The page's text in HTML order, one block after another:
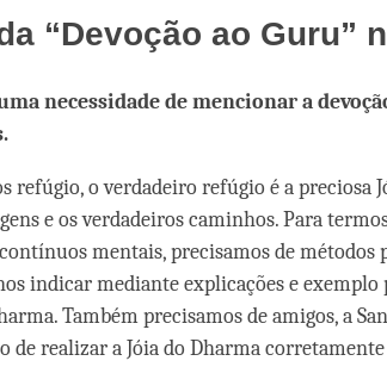
“Devoção ao Guru”
necessidade de mencionar a
refúgio, o verdadeiro refúgio é a preciosa
e os verdadeiros caminhos. Para
mentais, precisamos de métodos
indicarmediante explicações e exemplo
Também precisamos de amigos, a
de realizar a Jóia do Dharma